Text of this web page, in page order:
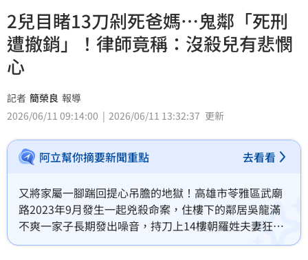
2兒目睹13刀剁死爸媽…鬼鄰「死刑
遭撤銷」！律師竟稱：沒殺兒有悲憫
心
記者 簡榮良 報導
2026/06/11 09:14:00
2026/06/11 13:32:37 更新
阿立幫你摘要新聞重點 去看看
又將家屬一腳踹回提心吊膽的地獄！高雄市苓雅區武廟
路2023年9月發生一起兇殺命案，住樓下的鄰居吳龍滿
不爽一家子長期發出噪音，持刀上14樓朝羅姓夫妻狂砍
13刀雙雙斃命，而開門讓凶嫌進來的小兄弟全程目睹爸